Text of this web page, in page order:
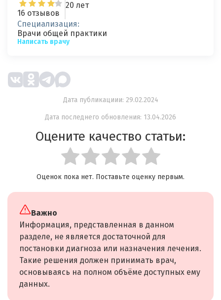
16 отзывов
20 лет
Специализация:
Врачи общей практики
Написать врачу
Дата публикациии: 29.02.2024
Дата последнего обновления: 13.04.2026
Оцените качество статьи:
Оценок пока нет. Поставьте оценку первым.
Важно
Информация, представленная в данном
разделе, не является достаточной для
постановки диагноза или назначения лечения.
Такие решения должен принимать врач,
основываясь на полном объёме доступных ему
данных.